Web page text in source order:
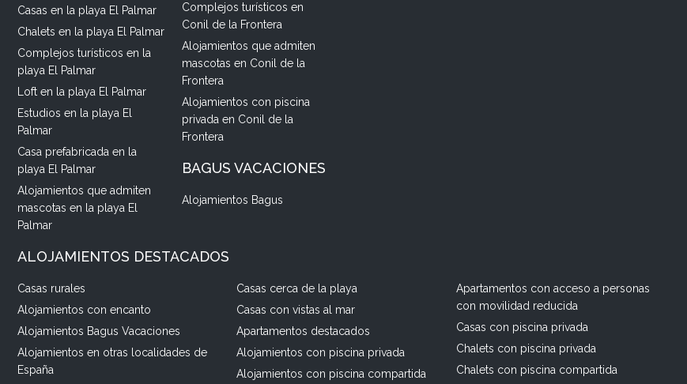
Casas en la playa El Palmar
Chalets en la playa El Palmar
Complejos turísticos en la
playa El Palmar
Loft en la playa El Palmar
Estudios en la playa El
Palmar
Casa prefabricada en la
playa El Palmar
Alojamientos que admiten
mascotas en la playa El
Palmar
Complejos turísticos en
Conil de la Frontera
Alojamientos que admiten
mascotas en Conil de la
Frontera
Alojamientos con piscina
privada en Conil de la
Frontera
BAGUS VACACIONES
Alojamientos Bagus
ALOJAMIENTOS DESTACADOS
Casas rurales
Alojamientos con encanto
Alojamientos Bagus Vacaciones
Alojamientos en otras localidades de
España
Casas cerca de la playa
Casas con vistas al mar
Apartamentos destacados
Alojamientos con piscina privada
Alojamientos con piscina compartida
Apartamentos con acceso a personas
con movilidad reducida
Casas con piscina privada
Chalets con piscina privada
Chalets con piscina compartida